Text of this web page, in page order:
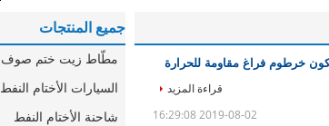
جميع المنتجات
مطّاط زيت ختم صوف
السيارات الأختام النفط
شاحنة الأختام النفط
خرطوم فراغ مقاومة للحرارة
قراءة المزيد
2019-08-02 16:29:08